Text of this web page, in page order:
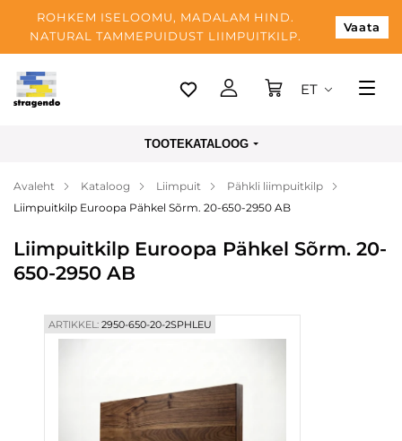
ROHKEM ISELOOMU, MADALAM HIND.
NATURAL TAMMEPUIDUST LIIMPUITKILP.
Vaata
Tallinn
Makse
Blogi
ET
TOOTEKATALOOG
Avaleht Kataloog Liimpuit
Pähkli liimpuitkilp
Liimpuitkilp Euroopa Pähkel Sõrm. 20-650-2950 AB
Liimpuitkilp Euroopa Pähkel Sõrm. 20-
650-2950 AB
ARTIKKEL:2950-650-20-2SPHLEU